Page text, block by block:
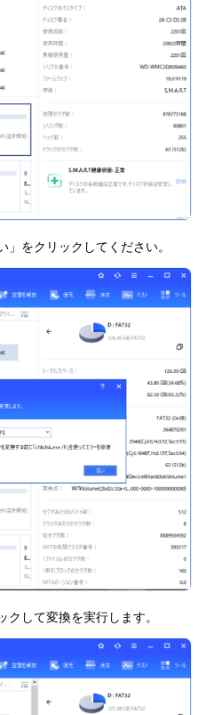
をクリックしてください。
して変換を実行します。